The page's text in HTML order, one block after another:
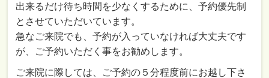
出来るだけ待ち時間を少なくするために、予約優先制
とさせていただいています。
急なご来院でも、予約が入っていなければ大丈夫です
が、ご予約いただく事をお勧めします。
ご来院に際しては、ご予約の５分程度前にお越し下さ